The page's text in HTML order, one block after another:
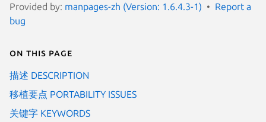
Provided by: manpages-zh (Version: 1.6.4.3-1)
Report a
bug
On this page
描述 DESCRIPTION
移植要点 PORTABILITY ISSUES
关键字 KEYWORDS